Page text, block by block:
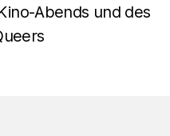
Abends und des